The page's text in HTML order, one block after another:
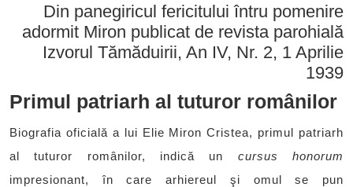
Din panegiricul fericitului întru pomenire
adormit Miron publicat de revista parohială
Izvorul Tămăduirii, An IV, Nr. 2, 1 Aprilie
1939
Primul patriarh al tuturor românilor
Biografia oficială a lui Elie Miron Cristea, primul patriarh
al tuturor românilor, indică un cursus honorum
impresionant, în care arhiereul şi omul se pun